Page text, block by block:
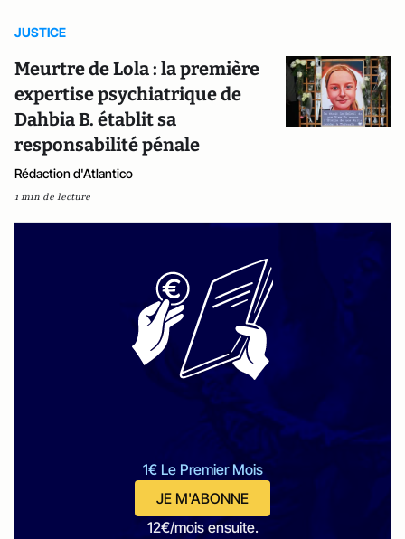
JUSTICE
Meurtre de Lola : la première
expertise psychiatrique de
Dahbia B. établit sa
responsabilité pénale
Rédaction d'Atlantico
1 min de lecture
1€ Le Premier Mois
JE M'ABONNE
12€/mois ensuite.